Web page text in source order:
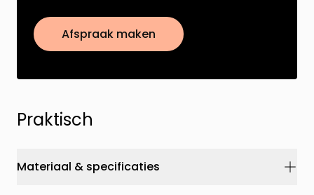
Afspraak maken
Praktisch
Materiaal & specificaties